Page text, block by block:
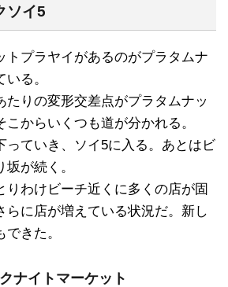
ソイ5
トプラヤイがあるのがプラタムナ
る。
たりの変形交差点がプラタムナッ
からいくつも道が分かれる。
っていき、ソイ5に入る。あとはビ
が続く。
りわけビーチ近くに多くの店が固
らに店が増えている状況だ。新し
きた。
ナイトマーケット